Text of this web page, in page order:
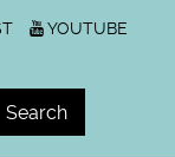
YOUTUBE